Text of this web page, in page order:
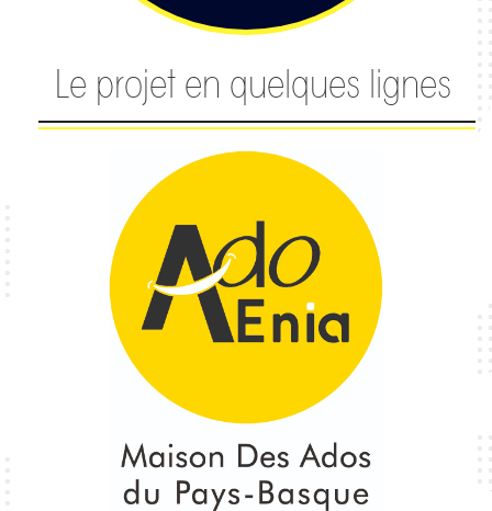
Le projet en quelques lignes